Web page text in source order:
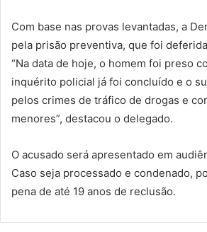
Com base nas provas levantadas, a
pela prisão preventiva, que foi
“Na data de hoje, o homem foi preso
inquérito policial já foi concluído e o
pelos crimes de tráfico de drogas e
menores”, destacou o delegado.
O acusado será apresentado em
Caso seja processado e condenado,
pena de até 19 anos de reclusão.